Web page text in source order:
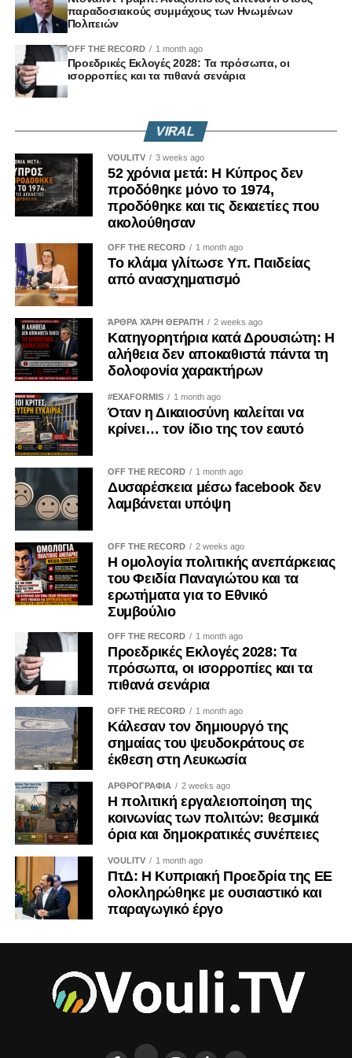
Λίνος Παπαγιάννης (ΕΛΑΜ)
Νικόλας Παπαδόπουλος (ΔΗΚΟ)
Μιχάλης Παρασκευά (ΑΛΜΑ-Πολίτες για την Κύπρο)
Δημήτρης Μπάρος (Άμεση Δημοκρατία Κύπρου)
Επιτροπή Εργασίας, Πρόνοιας και Κοινωνικών
Γιώργος Κουκουμάς – Πρόεδρος (ΑΚΕΛ)
Αργεντούλα Ιωάννου – Αναπληρώτρια Πρόεδρος (ΑΚΕΛ)
Πανίκος Ξιούρουππας (ΑΚΕΛ)
Σάβια Ορφανίδου (ΔΗΣΥ)
Δημήτρης Δημητρίου (ΔΗΣΥ)
Μάριος Πελεκάνος (ΕΛΑΜ)
Λίνος Ιωάννης Χατζηγεωργίου (ΕΛΑΜ)
Ανδρέας Αποστόλου (ΔΗΚΟ)
Αδάμος Ασπρής (ΔΗΚΟ)
Μιχάλης Παρασκευά (ΑΛΜΑ-Πολίτες για την Κύπρο)
Δημήτρης Σούγλης (Άμεση Δημοκρατία Κύπρου)
Επιτροπή Νομικών, Δικαιοσύνης και Δημοσίας
Τάξεως
Φωτεινή Τσιρίδου – Πρόεδρος (ΔΗΣΥ)
Νίκος Γεωργίου – Αναπληρωτής Πρόεδρος (ΔΗΣΥ)
Μιχάλης Φελλάς (ΔΗΣΥ)
Γιώργος Κουκουμάς (ΑΚΕΛ)
Αργεντούλα Ιωάννου (ΑΚΕΛ)
Σωτήρης Ιωάννου (ΕΛΑΜ)
Λίνος Ιωάννης Χατζηγεωργίου (ΕΛΑΜ)
Χριστιάνα Ερωτοκρίτου (ΔΗΚΟ)
Πανίκος Λεωνίδου (ΔΗΚΟ)
Μιχάλης Παρασκευά (ΑΛΜΑ-Πολίτες για την Κύπρο)
Νταϊάνα Κωνσταντινίδη (Άμεση Δημοκρατία Κύπρου)
Επιτροπή Υγείας
Σάβια Ορφανίδου – Πρόεδρος (ΔΗΣΥ)
Γιώργος Παμπορίδης (ΔΗΣΥ)
Μαρίνα Νικολάου (ΑΚΕΛ)
Κωνσταντίνος Κωνσταντίνου (ΑΚΕΛ)
Πόλυς Ανωγυριάτης (ΕΛΑΜ)
Ανδρέας Παπαχαραλάμπους (ΕΛΑΜ)
Αντρέας Αποστόλου (ΔΗΚΟ)
Λίτσα Δρουσιώτη (ΑΛΜΑ-Πολίτες για την Κύπρο)
Επιτροπή Παρακολουθήσεως Σχεδίων Αναπτύξεως
και Ελέγχου Δημόσιων Δαπανών
Ζαχαρίας Κουλίας – Πρόεδρος (ΔΗΚΟ)
παραδοσιακούς συμμάχους των Ηνωμένων
Πολιτειών
OFF THE RECORD 1 month ago
Προεδρικές Εκλογές 2028: Τα πρόσωπα, οι
ισορροπίες και τα πιθανά σενάρια
VIRAL
VOULITV 3 weeks ago
52 χρόνια μετά: Η Κύπρος δεν
προδόθηκε μόνο το 1974,
προδόθηκε και τις δεκαετίες που
ακολούθησαν
OFF THE RECORD 1 month ago
Το κλάμα γλίτωσε Υπ. Παιδείας
από ανασχηματισμό
ΆΡΘΡΑ ΧΆΡΗ ΘΕΡΑΠΉ 2 weeks ago
Κατηγορητήρια κατά Δρουσιώτη: Η
αλήθεια δεν αποκαθιστά πάντα τη
δολοφονία χαρακτήρων
#EXAFORMIS 1 month ago
Όταν η Δικαιοσύνη καλείται να
κρίνει… τον ίδιο της τον εαυτό
OFF THE RECORD 1 month ago
Δυσαρέσκεια μέσω facebook δεν
λαμβάνεται υπόψη
OFF THE RECORD 2 weeks ago
Η ομολογία πολιτικής ανεπάρκειας
του Φειδία Παναγιώτου και τα
ερωτήματα για το Εθνικό
Συμβούλιο
OFF THE RECORD 1 month ago
Προεδρικές Εκλογές 2028: Τα
πρόσωπα, οι ισορροπίες και τα
πιθανά σενάρια
OFF THE RECORD 1 month ago
Κάλεσαν τον δημιουργό της
σημαίας του ψευδοκράτους σε
έκθεση στη Λευκωσία
ΑΡΘΡΟΓΡΑΦΙΑ 2 weeks ago
Η πολιτική εργαλειοποίηση της
κοινωνίας των πολιτών: θεσμικά
όρια και δημοκρατικές συνέπειες
VOULITV 1 month ago
ΠτΔ: Η Κυπριακή Προεδρία της ΕΕ
ολοκληρώθηκε με ουσιαστικό και
παραγωγικό έργο